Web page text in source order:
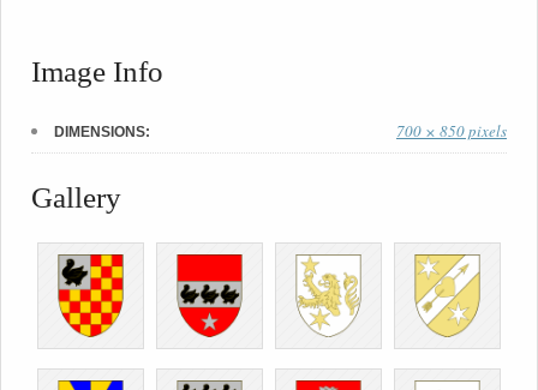
Image Info
DIMENSIONS: 700 × 850 pixels
Gallery